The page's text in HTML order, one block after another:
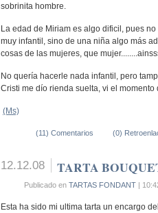
sobrinita hombre.
La edad de Miriam es algo dificil, pues
muy infantil, sino de una niña algo más
cosas de las mujeres, que
No quería hacerle nada infantil, pero
Cristi me dío rienda suelta, vi el momento
(Ms)
(11) Comentarios (0)
12.12.08 TARTA
Publicado en TARTAS FONDANT|
Esta ha sido mi ultima tarta un encargo